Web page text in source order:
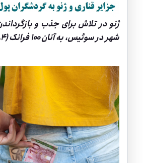
ژنو در تلاش برای جذب و